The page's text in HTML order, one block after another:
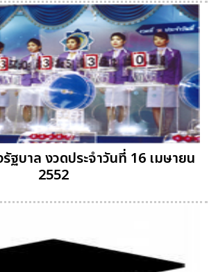
ฐบาล งวดประจำวันที่ 16 เมษายน
2552